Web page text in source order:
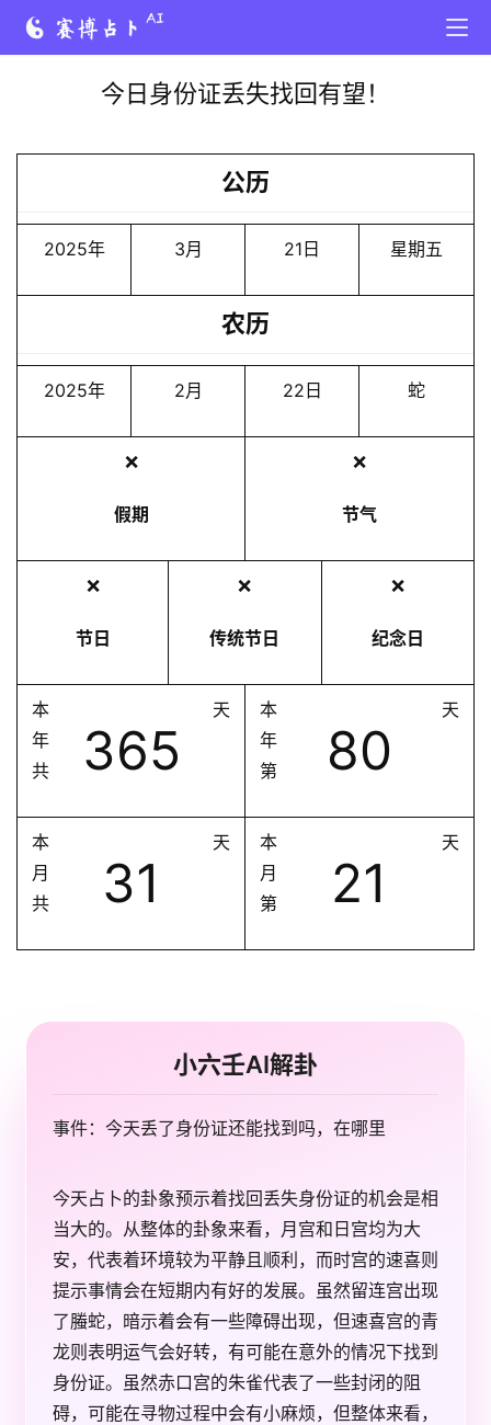
今日身份证丢失找回有望！
公历
2025年 3月 21日 星期五
农历
2025年 2月 22日 蛇
❌
假期
❌
节气
❌
节日
❌
传统节日
❌
纪念日
本
年
共
365
天
本
年
第
80
天
本
月
共
31
天
本
月
第
21
天
小六壬AI解卦
事件：今天丢了身份证还能找到吗，在哪里
今天占卜的卦象预示着找回丢失身份证的机会是相
当大的。从整体的卦象来看，月宫和日宫均为大
安，代表着环境较为平静且顺利，而时宫的速喜则
提示事情会在短期内有好的发展。虽然留连宫出现
了螣蛇，暗示着会有一些障碍出现，但速喜宫的青
龙则表明运气会好转，有可能在意外的情况下找到
身份证。虽然赤口宫的朱雀代表了一些封闭的阻
碍，可能在寻物过程中会有小麻烦，但整体来看，